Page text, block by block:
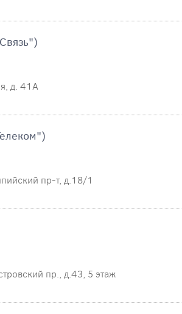
д. 41А
пр-т, д.18/1
пр., д.43, 5 этаж